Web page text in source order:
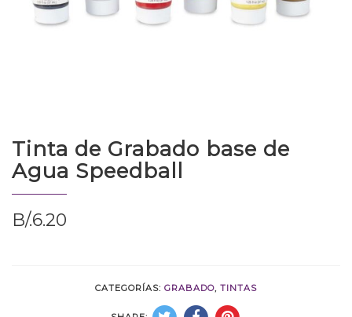
Tinta de Grabado base de
Agua Speedball
B/.6.20
CATEGORÍAS: GRABADO, TINTAS